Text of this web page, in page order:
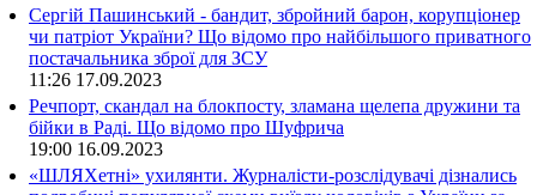
Сергій Пашинський - бандит, збройний барон, корупціонер
чи патріот України? Що відомо про найбільшого приватного
постачальника зброї для ЗСУ
11:26 17.09.2023
Речпорт, скандал на блокпосту, зламана щелепа дружини та
бійки в Раді. Що відомо про Шуфрича
19:00 16.09.2023
«ШЛЯХетні» ухилянти. Журналісти-розслідувачі дізнались